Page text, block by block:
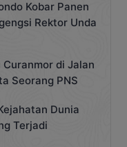
Kobar Panen
Rektor Unda
Curanmor di Jalan
Seorang PNS
Dunia
Terjadi